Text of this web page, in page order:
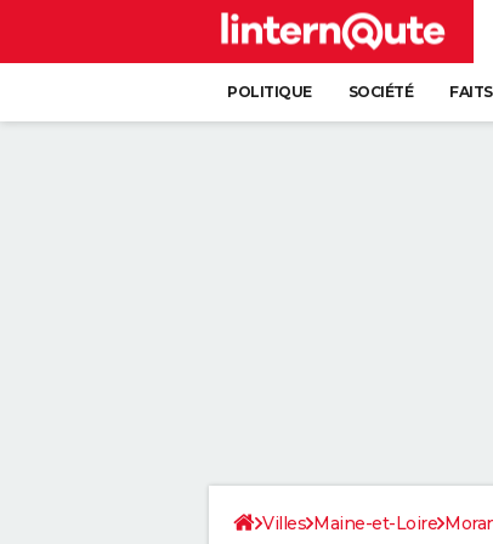
POLITIQUE SOCIÉTÉ
Villes Maine-et-Loire